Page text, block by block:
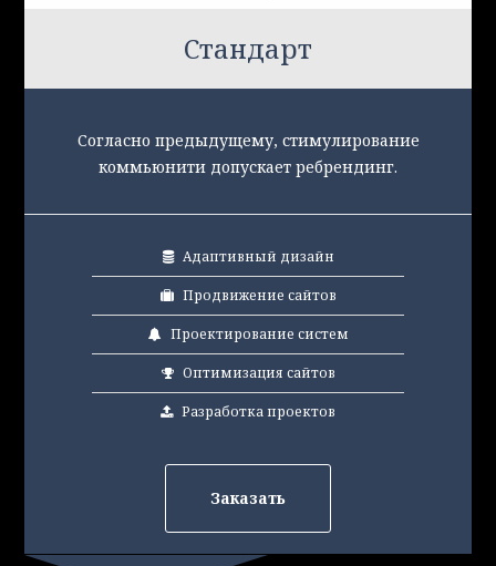
Стандарт
Согласно предыдущему, стимулирование
коммьюнити допускает ребрендинг.
Адаптивный дизайн
Продвижение сайтов
Проектирование систем
Оптимизация сайтов
Разработка проектов
Заказать